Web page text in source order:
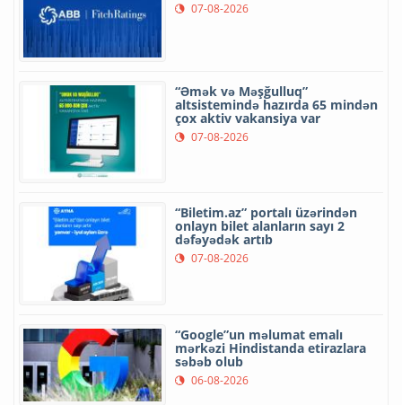
07-08-2026
“Əmək və Məşğulluq”
altsistemində hazırda 65 mindən
çox aktiv vakansiya var
07-08-2026
“Biletim.az” portalı üzərindən
onlayn bilet alanların sayı 2
dəfəyədək artıb
07-08-2026
“Google”un məlumat emalı
mərkəzi Hindistanda etirazlara
səbəb olub
06-08-2026